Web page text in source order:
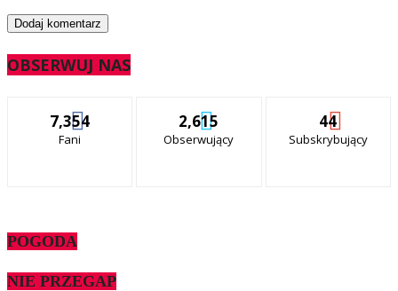
OBSERWUJ NAS
7,354
Fani
2,615
Obserwujący
44
Subskrybujący
POGODA
NIE PRZEGAP